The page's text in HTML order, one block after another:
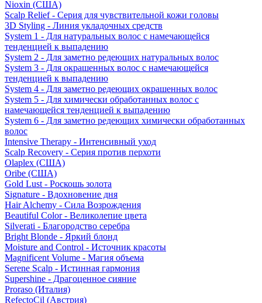
Nioxin (США)
Scalp Relief - Серия для чувствительной кожи головы
3D Styling - Линия укладочных средств
System 1 - Для натуральных волос с намечающейся
тенденцией к выпадению
System 2 - Для заметно редеющих натуральных волос
System 3 - Для окрашенных волос с намечающейся
тенденцией к выпадению
System 4 - Для заметно редеющих окрашенных волос
System 5 - Для химически обработанных волос с
намечающейся тенденцией к выпадению
System 6 - Для заметно редеющих химически обработанных
волос
Intensive Therapy - Интенсивный уход
Scalp Recovery - Серия против перхоти
Olaplex (США)
Oribe (США)
Gold Lust - Роскошь золота
Signature - Вдохновение дня
Hair Alchemy - Сила Возрождения
Beautiful Color - Великолепие цвета
Silverati - Благородство серебра
Bright Blonde - Яркий блонд
Moisture and Control - Источник красоты
Magnificent Volume - Магия объема
Serene Scalp - Истинная гармония
Supershine - Драгоценное сияние
Proraso (Италия)
RefectoCil (Австрия)